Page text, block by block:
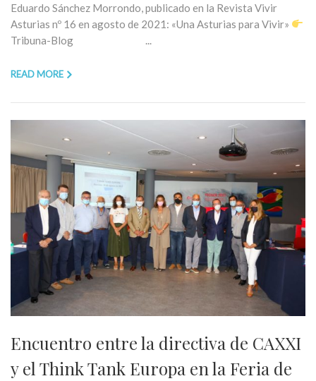
Eduardo Sánchez Morrondo, publicado en la Revista Vivir
Asturias nº 16 en agosto de 2021: «Una Asturias para Vivir»
Tribuna-Blog ...
READ MORE
Encuentro entre la directiva de CAXXI
y el Think Tank Europa en la Feria de